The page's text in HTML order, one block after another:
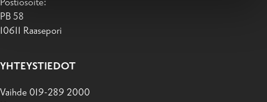
PB 58
10611 Raasepori
YHTEYSTIEDOT
Vaihde 019-289 2000